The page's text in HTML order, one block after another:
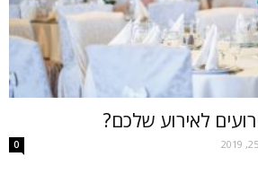
לאירוע שלכם?
0